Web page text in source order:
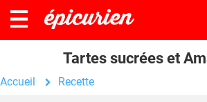
Tartes sucrées et
Accueil Recette